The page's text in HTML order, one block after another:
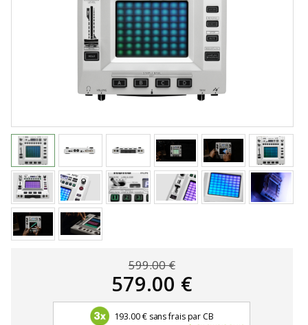
599.00 €
579.00 €
193.00 € sans frais par CB